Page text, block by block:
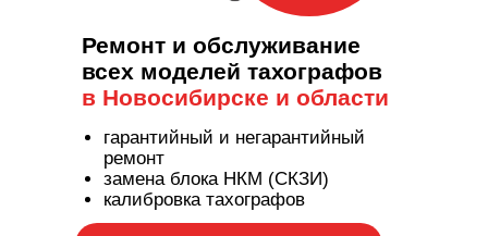
Ремонт и обслуживание
всех моделей тахографов
в Новосибирске и области
гарантийный и негарантийный
ремонт
замена блока НКМ (СКЗИ)
калибровка тахографов